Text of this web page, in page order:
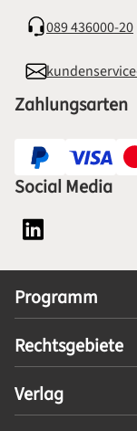
089 436000-20
Zahlungsarten
Social Media
Social Media
Programm
Rechtsgebiete
Verlag